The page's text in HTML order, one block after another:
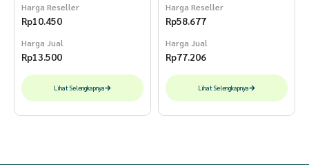
Harga Reseller
Rp10.450
Harga Jual
Rp13.500
Lihat Selengkapnya
Harga Reseller
Rp58.677
Harga Jual
Rp77.206
Lihat Selengkapnya